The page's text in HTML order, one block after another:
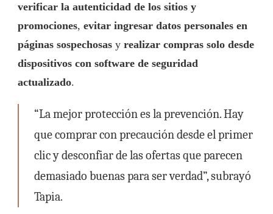
verificar la autenticidad de los sitios y
promociones, evitar ingresar datos personales en
páginas sospechosas y realizar compras solo desde
dispositivos con software de seguridad
actualizado.
“La mejor protección es la prevención. Hay
que comprar con precaución desde el primer
clic y desconfiar de las ofertas que parecen
demasiado buenas para ser verdad”, subrayó
Tapia.